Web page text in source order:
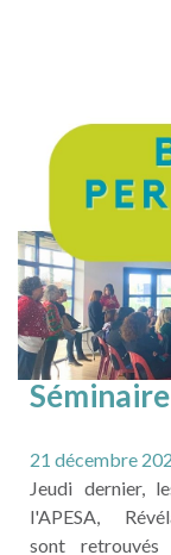
structure :
21 décembre
Jeudi dernier,
l'APESA,
sont